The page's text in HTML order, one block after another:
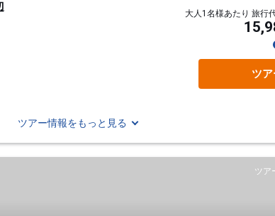
大人1名様あたり 旅行
ツ
ツアー情報をもっと見る
ツア